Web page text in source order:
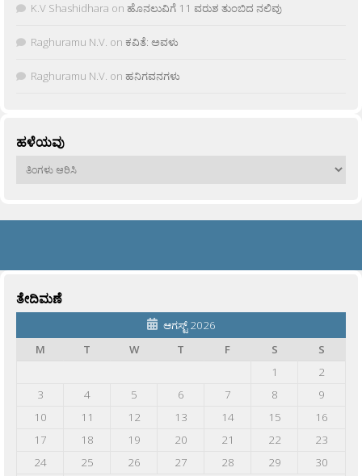
K.V Shashidhara on ಹೊನಲುವಿಗೆ 11 ವರುಶ ತುಂಬಿದ ನಲಿವು
Raghuramu N.V. on ಕವಿತೆ: ಅವಳು
Raghuramu N.V. on ಹನಿಗವನಗಳು
ಹಳೆಯವು
ಹಳೆಯವು
ತೇದಿಮಣೆ
ಆಗಸ್ಟ್ 2026
M
T W T F S
S
1
2
3
4 5 6 7 8
9
10
11 12 13 14 15
16
17
18 19 20 21 22
23
24
25 26 27 28 29
30